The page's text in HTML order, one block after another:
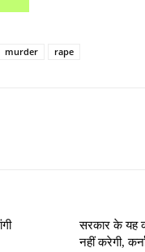
murder rape
सरकार के यह
नहीं करेगी,